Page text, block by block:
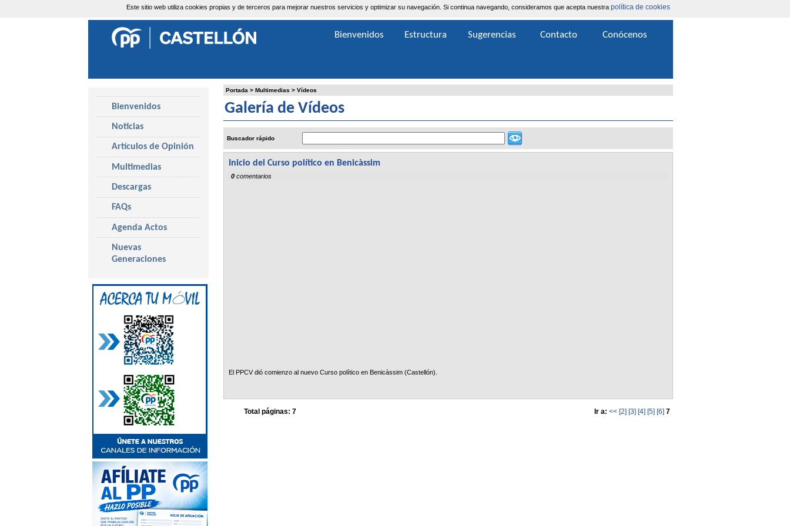
Este sitio web utiliza cookies propias y de terceros para mejorar nuestros servicios y optimizar su navegación. Si continua navegando, consideramos que acepta nuestra política de cookies
Portada > Multimedias > Vídeos
Galería de Vídeos
Buscador rápido
Inicio del Curso político en Benicàssim
0comentarios
El PPCV dió comienzo al nuevo Curso político en Benicàssim (Castellón).
Total páginas: 7 Ir a: << [2] [3] [4] [5] [6]7
Bienvenidos
Noticias
Artículos de Opinión
Multimedias
Descargas
FAQs
Agenda Actos
Nuevas
Generaciones
Jueves, 6 de Agosto de 2026 |Contacta
Área Extranet
Bienvenidos Estructura Sugerencias Contacto Conócenos